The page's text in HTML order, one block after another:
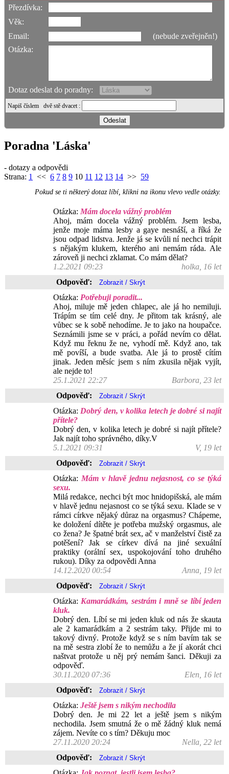
Přezdívka:
Věk:
Email:
(nebude zveřejněn!)
Otázka:
Dotaz odeslat do poradny:
Napiš číslem dvě stě dvacet :
Poradna 'Láska'
- dotazy a odpovědi
Strana: 1 << 6 7 8 9 10 11 12 13 14 >> 59
Pokud se ti některý dotaz líbí, klikni na ikonu vlevo vedle otázky.
Otázka: Mám docela vážný problém
Ahoj, mám docela vážný problém. Jsem lesba,
jenže moje máma lesby a gaye nesnáší, a říká že
jsou odpad lidstva. Jenže já se kvůli ní nechci trápit
s nějakým klukem, kterého ani nemám ráda. Ale
zároveň ji nechci zklamat. Co mám dělat?
1.2.2021 09:23
holka, 16 let
Odpověď:
Otázka: Potřebuji poradit...
Ahoj, miluje mě jeden chlapec, ale já ho nemiluji.
Trápím se tím celé dny. Je přitom tak krásný, ale
vůbec se k sobě nehodíme. Je to jako na houpačce.
Seznámili jsme se v práci, a pořád nevím co dělat.
Když mu řeknu že ne, vyhodí mě. Když ano, tak
mě povíší, a bude svatba. Ale já to prostě cítím
jinak. Jeden měsíc jsem s ním zkusila nějak vyjít,
ale nejde to!
25.1.2021 22:27
Barbora, 23 let
Odpověď:
Otázka: Dobrý den, v kolika letech je dobré si najít
přítele?
Dobrý den, v kolika letech je dobré si najít přítele?
Jak najít toho správného, díky.V
5.1.2021 09:31
V, 19 let
Odpověď:
Otázka: Mám v hlavě jednu nejasnost, co se týká
sexu.
Milá redakce, nechci být moc hnidopišská, ale mám
v hlavě jednu nejasnost co se týká sexu. Klade se v
rámci církve nějaký důraz na orgasmus? Chápeme,
ke doložení dítěte je potřeba mužský orgasmus, ale
co žena? Je špatné brát sex, ač v manželství čistě za
potěšení? Jak se církev dívá na jiné sexuální
praktiky (orální sex, uspokojování toho druhého
rukou). Díky za odpovědi Anna
14.12.2020 00:54
Anna, 19 let
Odpověď:
Otázka: Kamarádkám, sestrám i mně se líbí jeden
kluk.
Dobrý den. Líbí se mi jeden kluk od nás že skauta
ale 2 kamarádkám a 2 sestrám taky. Přijde mi to
takový divný. Protože když se s ním bavím tak se
na mě sestra zlobí že to nemůžu a že jí akorát chci
naštvat protože u něj prý nemám šanci. Děkuji za
odpověď.
30.11.2020 07:36
Elen, 16 let
Odpověď:
Otázka: Ještě jsem s nikým nechodila
Dobrý den. Je mi 22 let a ještě jsem s nikým
nechodila. Jsem smutná že o mě žádný kluk nemá
zájem. Nevíte co s tím? Děkuju moc
27.11.2020 20:24
Nella, 22 let
Odpověď: